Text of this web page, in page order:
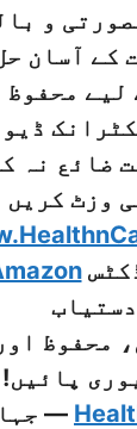
و
کے آسان
لیے محفوظ
ضائع نہ
وزٹ کریں
دستیاب
محفوظ
پائیں!
—